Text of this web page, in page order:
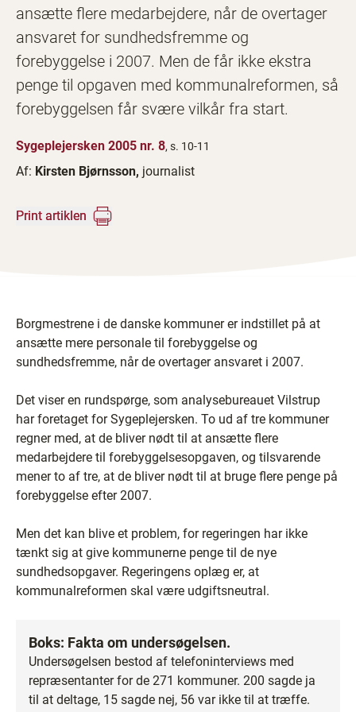
ansætte flere medarbejdere, når de overtager
ansvaret for sundhedsfremme og
forebyggelse i 2007. Men de får ikke ekstra
penge til opgaven med kommunalreformen, så
forebyggelsen får svære vilkår fra start.
Sygeplejersken 2005 nr. 8, s. 10-11
Af: Kirsten Bjørnsson, journalist
Print artiklen
Borgmestrene i de danske kommuner er indstillet på at
ansætte mere personale til forebyggelse og
sundhedsfremme, når de overtager ansvaret i 2007.
Det viser en rundspørge, som analysebureauet Vilstrup
har foretaget for Sygeplejersken. To ud af tre kommuner
regner med, at de bliver nødt til at ansætte flere
medarbejdere til forebyggelsesopgaven, og tilsvarende
mener to af tre, at de bliver nødt til at bruge flere penge på
forebyggelse efter 2007.
Men det kan blive et problem, for regeringen har ikke
tænkt sig at give kommunerne penge til de nye
sundhedsopgaver. Regeringens oplæg er, at
kommunalreformen skal være udgiftsneutral.
Boks: Fakta om undersøgelsen.
Undersøgelsen bestod af telefoninterviews med
repræsentanter for de 271 kommuner. 200 sagde ja
til at deltage, 15 sagde nej, 56 var ikke til at træffe.